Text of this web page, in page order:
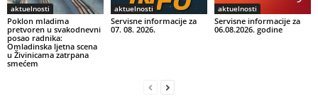
aktuelnosti
Poklon mladima
pretvoren u svakodnevni
posao radnika:
Omladinska ljetna scena
u Živinicama zatrpana
smećem
aktuelnosti
Servisne informacije za
07. 08. 2026.
aktuelnosti
Servisne informacije za
06.08.2026. godine